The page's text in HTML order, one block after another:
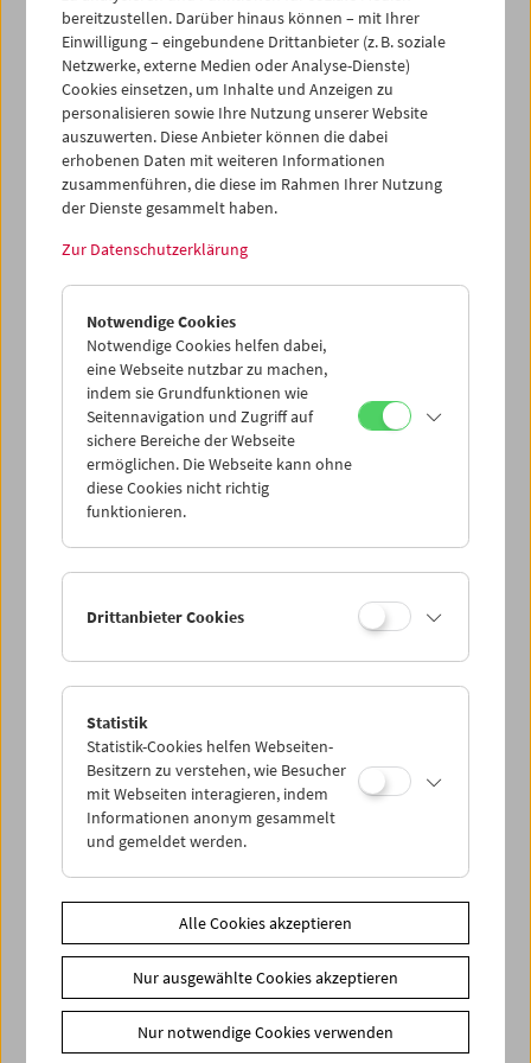
Wiederentdeckung, denn dank der Initiative von
Navigator Film waren Kaisers Werke schon einmal, nach
seinem Tod, kurz der Vergessenheit entrissen worden.
Am 23. März sprach Edeltraud Kaisermit Alejandro
Bachmann über das Werk ihres Mannes.
ProgrammMärz / April 2015 - Alfred Kaiser
Share on
Newsletter
Fotos unserer Gäste
Gästebuch
bereitzustellen. Darüber hinaus können – mit Ihrer
Einwilligung – eingebundene Drittanbieter (z. B. soziale
Netzwerke, externe Medien oder Analyse-Dienste)
Cookies einsetzen, um Inhalte und Anzeigen zu
personalisieren sowie Ihre Nutzung unserer Website
auszuwerten. Diese Anbieter können die dabei
erhobenen Daten mit weiteren Informationen
zusammenführen, die diese im Rahmen Ihrer Nutzung
der Dienste gesammelt haben.
Zur Datenschutzerklärung
Notwendige Cookies
Notwendige Cookies helfen dabei,
eine Webseite nutzbar zu machen,
indem sie Grundfunktionen wie
Seitennavigation und Zugriff auf
sichere Bereiche der Webseite
ermöglichen. Die Webseite kann ohne
diese Cookies nicht richtig
funktionieren.
Drittanbieter Cookies
Statistik
Statistik-Cookies helfen Webseiten-
Besitzern zu verstehen, wie Besucher
mit Webseiten interagieren, indem
Informationen anonym gesammelt
und gemeldet werden.
Alle Cookies akzeptieren
Nur ausgewählte Cookies akzeptieren
Nur notwendige Cookies verwenden